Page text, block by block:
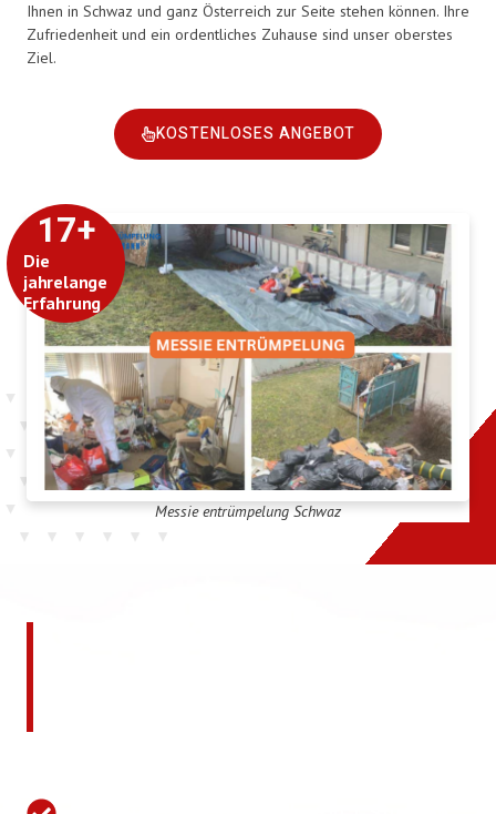
Die
jahrelange
Erfahrung
17+
Messie entrümpelung Schwaz
Ihnen in Schwaz und ganz Österreich zur Seite stehen können. Ihre
Zufriedenheit und ein ordentliches Zuhause sind unser oberstes
Ziel.
KOSTENLOSES ANGEBOT